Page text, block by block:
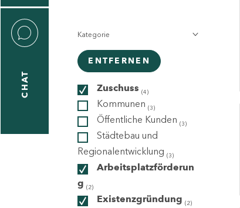
CHAT
Kategorie
ENTFERNEN
Zuschuss (4)
Kommunen (3)
Öffentliche Kunden (3)
Städtebau und
Regionalentwicklung (3)
Arbeitsplatzförderun
g (2)
Existenzgründung (2)